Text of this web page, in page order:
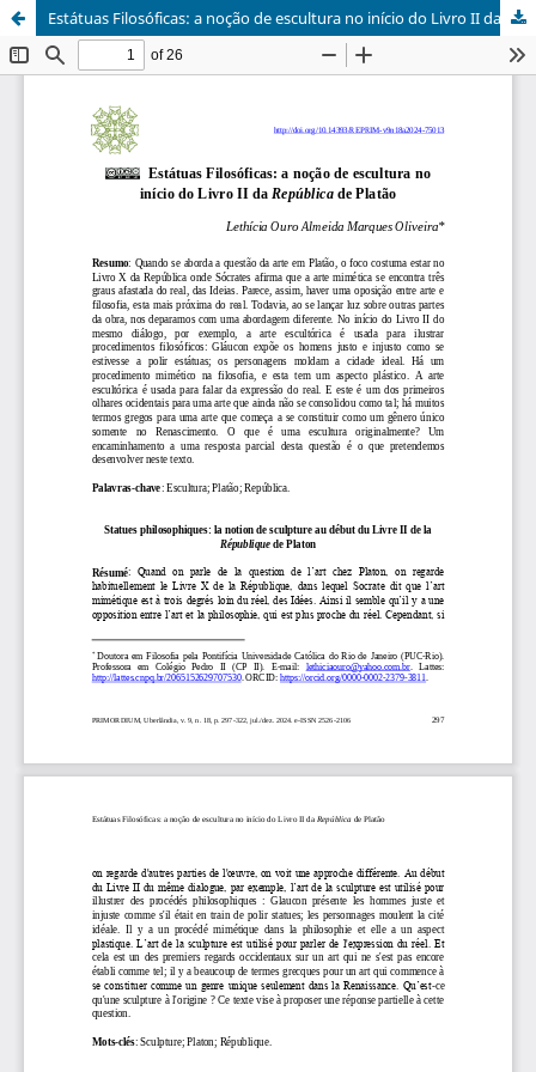
Estátuas Filosóficas: a noção de escultura no início do Livro II da República de Platão